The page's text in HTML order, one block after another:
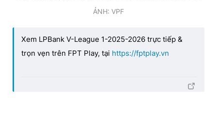
ẢNH: VPF
Xem LPBank V-League 1-2025-2026 trực tiếp &
trọn vẹn trên FPT Play, tại https://fptplay.vn